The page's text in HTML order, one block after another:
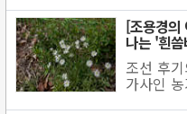
[조용경의
나는 '흰
조선 후
가사인